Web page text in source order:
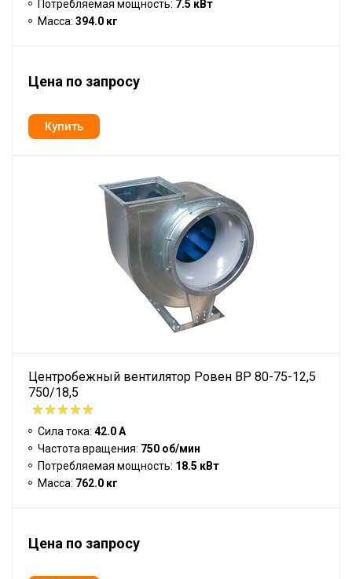
Потребляемая мощность: 7.5 кВт
Масса: 394.0 кг
Цена по запросу
Центробежный вентилятор Ровен BP 80-75-12,5
750/18,5
Сила тока: 42.0 А
Частота вращения: 750 об/мин
Потребляемая мощность: 18.5 кВт
Масса: 762.0 кг
Цена по запросу